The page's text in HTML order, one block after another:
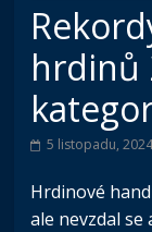
hrdinů
5 listopadu,
Hrdinové
ale nevzdal